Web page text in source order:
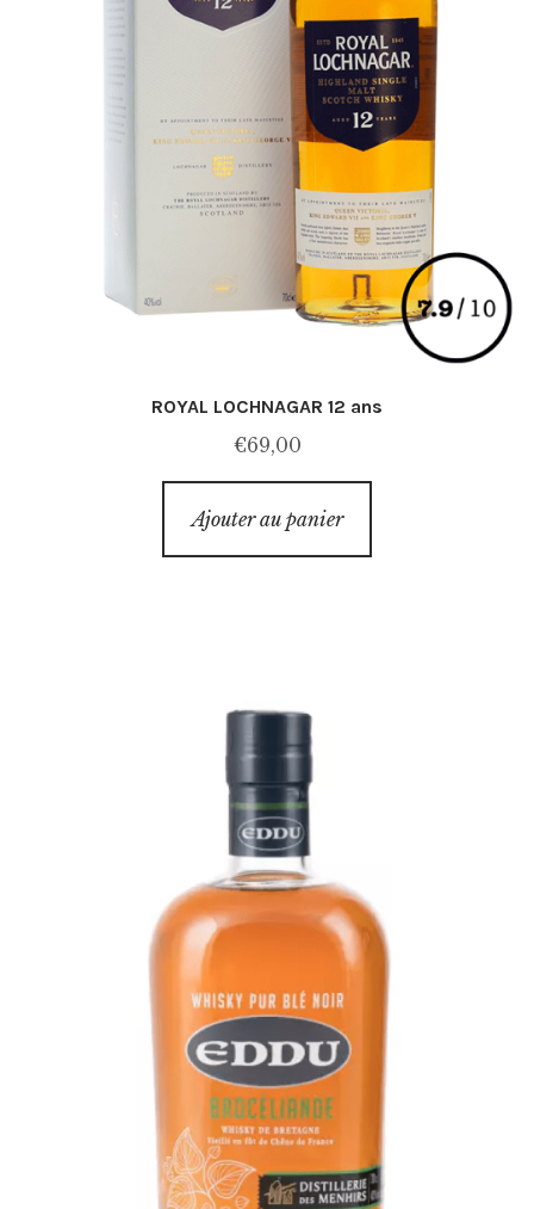
ROYAL LOCHNAGAR 12 ans
€69,00
Ajouter au panier